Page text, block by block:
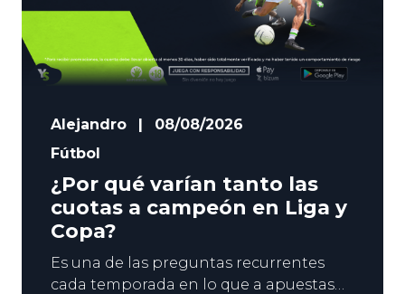
Alejandro |
08/08/2026
Fútbol
¿Por qué varían tanto las
cuotas a campeón en Liga y
Copa?
Es una de las preguntas recurrentes
cada temporada en lo que a apuestas